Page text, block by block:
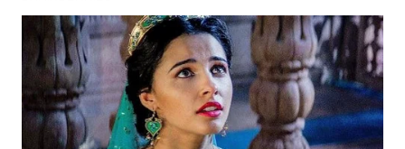
WN
SUKABUMI
WN
PURWAKARTA